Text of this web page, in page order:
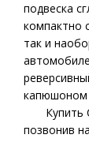
подвеска
компактно
так и
капюшоном
Купить
позвонив